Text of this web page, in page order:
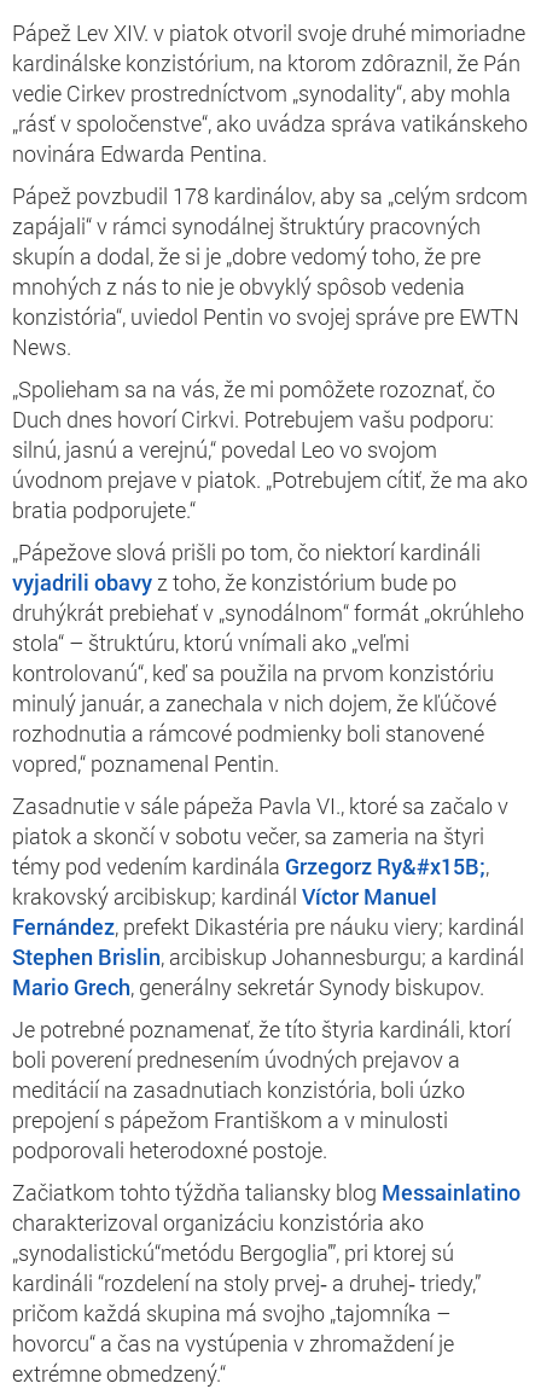
Pápež Lev XIV. v piatok otvoril svoje druhé mimoriadne
kardinálske konzistórium, na ktorom zdôraznil, že Pán
vedie Cirkev prostredníctvom „synodality“, aby mohla
„rásť v spoločenstve“, ako uvádza správa vatikánskeho
novinára Edwarda Pentina.
Pápež povzbudil 178 kardinálov, aby sa „celým srdcom
zapájali“ v rámci synodálnej štruktúry pracovných
skupín a dodal, že si je „dobre vedomý toho, že pre
mnohých z nás to nie je obvyklý spôsob vedenia
konzistória“, uviedol Pentin vo svojej správe pre EWTN
News.
„Spolieham sa na vás, že mi pomôžete rozoznať, čo
Duch dnes hovorí Cirkvi. Potrebujem vašu podporu:
silnú, jasnú a verejnú,“ povedal Leo vo svojom
úvodnom prejave v piatok. „Potrebujem cítiť, že ma ako
bratia podporujete.“
„Pápežove slová prišli po tom, čo niektorí kardináli
vyjadrili obavyz toho, že konzistórium bude po
druhýkrát prebiehať v „synodálnom“ formát „okrúhleho
stola“ – štruktúru, ktorú vnímali ako „veľmi
kontrolovanú“, keď sa použila na prvom konzistóriu
minulý január, a zanechala v nich dojem, že kľúčové
rozhodnutia a rámcové podmienky boli stanovené
vopred,“ poznamenal Pentin.
Zasadnutie v sále pápeža Pavla VI., ktoré sa začalo v
piatok a skončí v sobotu večer, sa zameria na štyri
témy pod vedením kardinála Grzegorz Ry&#x15B;,
krakovský arcibiskup; kardinál Víctor Manuel
Fernández, prefekt Dikastéria pre náuku viery; kardinál
Stephen Brislin, arcibiskup Johannesburgu; a kardinál
Mario Grech, generálny sekretár Synody biskupov.
Je potrebné poznamenať, že títo štyria kardináli, ktorí
boli poverení prednesením úvodných prejavov a
meditácií na zasadnutiach konzistória, boli úzko
prepojení s pápežom Františkom a v minulosti
podporovali heterodoxné postoje.
Začiatkom tohto týždňa taliansky blog Messainlatino
charakterizoval organizáciu konzistória ako
„synodalistickú“metódu Bergoglia’”, pri ktorej sú
kardináli “rozdelení na stoly prvej‑ a druhej‑ triedy,”
pričom každá skupina má svojho „tajomníka –
hovorcu“ a čas na vystúpenia v zhromaždení je
extrémne obmedzený.“